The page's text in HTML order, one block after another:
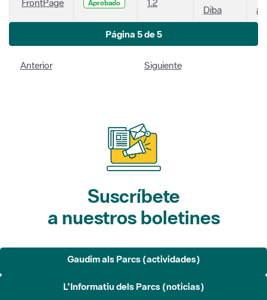
Aprobado
Diba
Página 5 de 5
Anterior Siguiente
Suscríbete
a nuestros boletines
Gaudim als Parcs (actividades)
L'Informatiu dels Parcs (noticias)